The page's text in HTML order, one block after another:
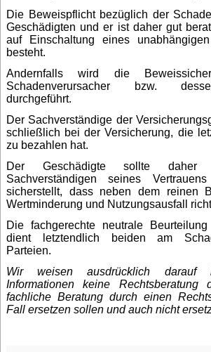
Die Beweispflicht bezüglich der
Geschädigten und er ist daher gut
auf Einschaltung eines
besteht.
Andernfalls wird die
Schadenverursacher bzw.
durchgeführt.
Der Sachverständige der
schließlich bei der Versicherung, die
zu bezahlen hat.
Der Geschädigte sollte daher
Sachverständigen seines
sicherstellt, dass neben dem reinen
Wertminderung und Nutzungsausfall
Die fachgerechte neutrale
dient letztendlich beiden am
Parteien.
Wir weisen ausdrücklich
Informationen keine Rechtsberatung
fachliche Beratung durch einen
Fall ersetzen sollen und auch nicht